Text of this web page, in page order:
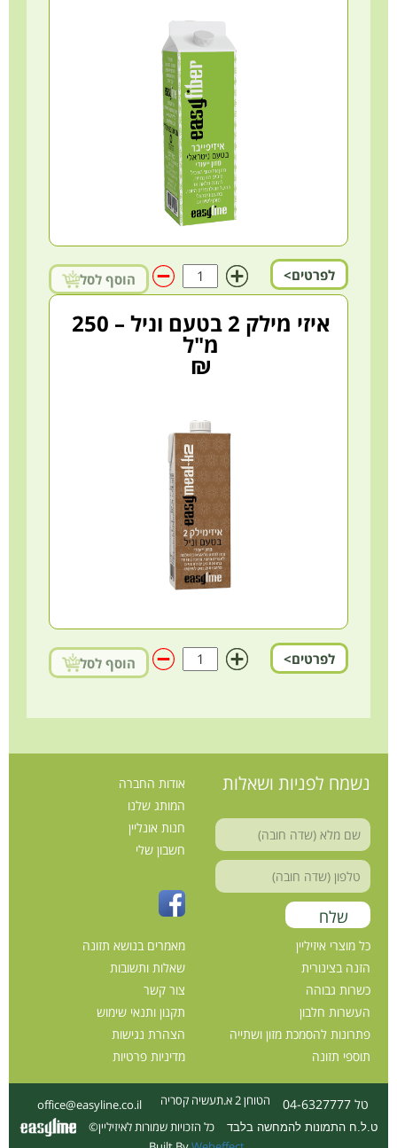
לפרטים> הוסף לסל
איזי מילק 2 בטעם וניל – 250
מ"ל
₪
לפרטים> הוסף לסל
נשמח לפניות ושאלות
אודות החברה
המותג שלנו
חנות אונליין
חשבון שלי
כל מוצרי איזיליין
הזנה בצינורית
כשרות גבוהה
העשרות חלבון
פתרונות להסמכת מזון ושתייה
תוספי תזונה
מאמרים בנושא תזונה
שאלות ותשובות
צור קשר
תקנון ותנאי שימוש
הצהרת נגישות
מדיניות פרטיות
טל 04-6327777 הטוחן 2 א.תעשיה קסריה office@easyline.co.il
ט.ל.ח התמונות להמחשה בלבד
כל הזכויות שמורות לאיזיליין©